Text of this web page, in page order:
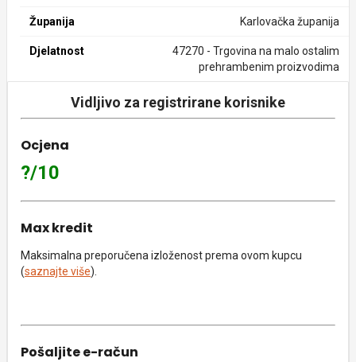
Županija Karlovačka županija
Djelatnost
47270 - Trgovina na malo ostalim
prehrambenim proizvodima
Vidljivo za registrirane korisnike
Ocjena
?/10
Max kredit
Maksimalna preporučena izloženost prema ovom kupcu
(saznajte više).
Pošaljite e-račun